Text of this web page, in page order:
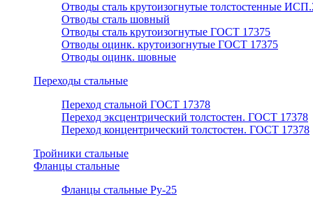
Отводы сталь крутоизогнутые толстостенные
Отводы сталь шовный
Отводы сталь крутоизогнутые ГОСТ 17375
Отводы оцинк. крутоизогнутые ГОСТ 17375
Отводы оцинк. шовные
Переходы стальные
Переход стальной ГОСТ 17378
Переход эксцентрический толстостен. ГОСТ 17378
Переход концентрический толстостен. ГОСТ 17378
Тройники стальные
Фланцы стальные
Фланцы стальные Ру-25